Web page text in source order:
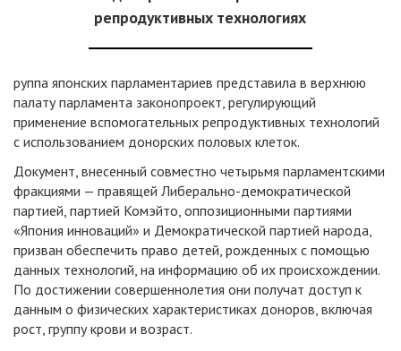
репродуктивных технологиях
руппа японских парламентариев представила в верхнюю
палату парламента законопроект, регулирующий
применение вспомогательных репродуктивных технологий
с использованием донорских половых клеток.
Документ, внесенный совместно четырьмя парламентскими
фракциями — правящей Либерально-демократической
партией, партией Комэйто, оппозиционными партиями
«Япония инноваций» и Демократической партией народа,
призван обеспечить право детей, рожденных с помощью
данных технологий, на информацию об их происхождении.
По достижении совершеннолетия они получат доступ к
данным о физических характеристиках доноров, включая
рост, группу крови и возраст.